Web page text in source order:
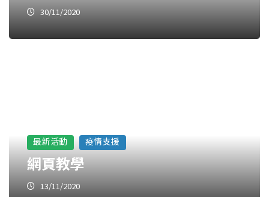
30/11/2020
最新活動 疫情支援
網頁教學
13/11/2020